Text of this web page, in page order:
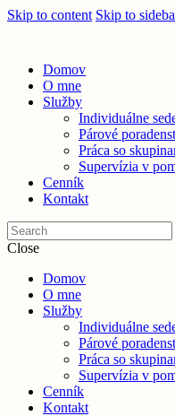
Skip to content Skip to
Domov
O mne
Služby
Individuálne
Párové
Práca so
Supervízia v
Cenník
Kontakt
Close
Domov
O mne
Služby
Individuálne
Párové
Práca so
Supervízia v
Cenník
Kontakt